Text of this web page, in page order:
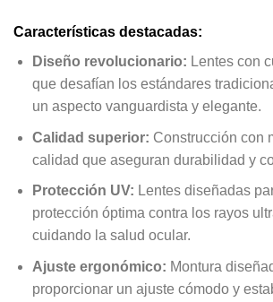
Características destacadas:
Diseño revolucionario: Lentes con
que desafían los estándares
un aspecto vanguardista y elegante.
Calidad superior: Construcción con
calidad que aseguran durabilidad y
Protección UV: Lentes diseñadas
protección óptima contra los rayos
cuidando la salud ocular.
Ajuste ergonómico: Montura
proporcionar un ajuste cómodo y